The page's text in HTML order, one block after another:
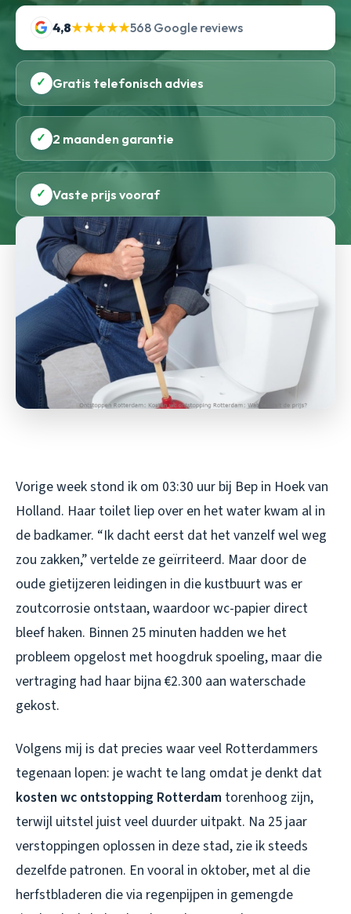
4,8★★★★★568 Google reviews
✓ Gratis telefonisch advies
✓ 2 maanden garantie
✓ Vaste prijs vooraf
Vorige week stond ik om 03:30 uur bij Bep in Hoek van
Holland. Haar toilet liep over en het water kwam al in
de badkamer. “Ik dacht eerst dat het vanzelf wel weg
zou zakken,” vertelde ze geïrriteerd. Maar door de
oude gietijzeren leidingen in die kustbuurt was er
zoutcorrosie ontstaan, waardoor wc-papier direct
bleef haken. Binnen 25 minuten hadden we het
probleem opgelost met hoogdruk spoeling, maar die
vertraging had haar bijna €2.300 aan waterschade
gekost.
Volgens mij is dat precies waar veel Rotterdammers
tegenaan lopen: je wacht te lang omdat je denkt dat
kosten wc ontstopping Rotterdam torenhoog zijn,
terwijl uitstel juist veel duurder uitpakt. Na 25 jaar
verstoppingen oplossen in deze stad, zie ik steeds
dezelfde patronen. En vooral in oktober, met al die
herfstbladeren die via regenpijpen in gemengde